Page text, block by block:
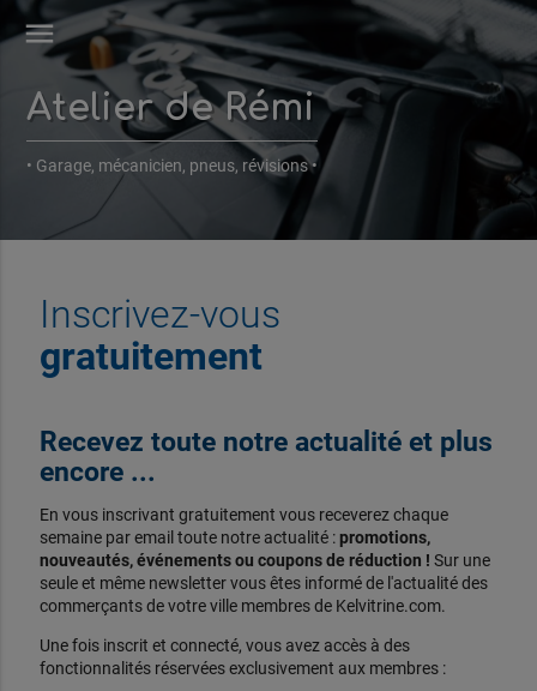
menu
Atelier de Rémi
• Garage, mécanicien, pneus, révisions •
Inscrivez-vous
gratuitement
Recevez toute notre actualité et plus
encore ...
En vous inscrivant gratuitement vous receverez chaque
semaine par email toute notre actualité :promotions,
nouveautés, événements ou coupons de réduction ! Sur une
seule et même newsletter vous êtes informé de l'actualité des
commerçants de votre ville membres de Kelvitrine.com.
Une fois inscrit et connecté, vous avez accès à des
fonctionnalités réservées exclusivement aux membres :